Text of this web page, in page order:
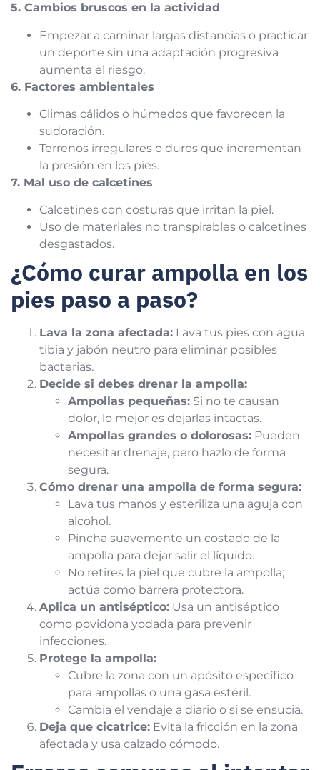
5. Cambios bruscos en la actividad
Empezar a caminar largas distancias o practicar
un deporte sin una adaptación progresiva
aumenta el riesgo.
6. Factores ambientales
Climas cálidos o húmedos que favorecen la
sudoración.
Terrenos irregulares o duros que incrementan
la presión en los pies.
7. Mal uso de calcetines
Calcetines con costuras que irritan la piel.
Uso de materiales no transpirables o calcetines
desgastados.
¿Cómo curar ampolla en los
pies paso a paso?
Lava la zona afectada: Lava tus pies con agua
tibia y jabón neutro para eliminar posibles
bacterias.
Decide si debes drenar la ampolla:
Ampollas pequeñas: Si no te causan
dolor, lo mejor es dejarlas intactas.
Ampollas grandes o dolorosas: Pueden
necesitar drenaje, pero hazlo de forma
segura.
Cómo drenar una ampolla de forma segura:
Lava tus manos y esteriliza una aguja con
alcohol.
Pincha suavemente un costado de la
ampolla para dejar salir el líquido.
No retires la piel que cubre la ampolla;
actúa como barrera protectora.
Aplica un antiséptico: Usa un antiséptico
como povidona yodada para prevenir
infecciones.
Protege la ampolla:
Cubre la zona con un apósito específico
para ampollas o una gasa estéril.
Cambia el vendaje a diario o si se ensucia.
Deja que cicatrice: Evita la fricción en la zona
afectada y usa calzado cómodo.